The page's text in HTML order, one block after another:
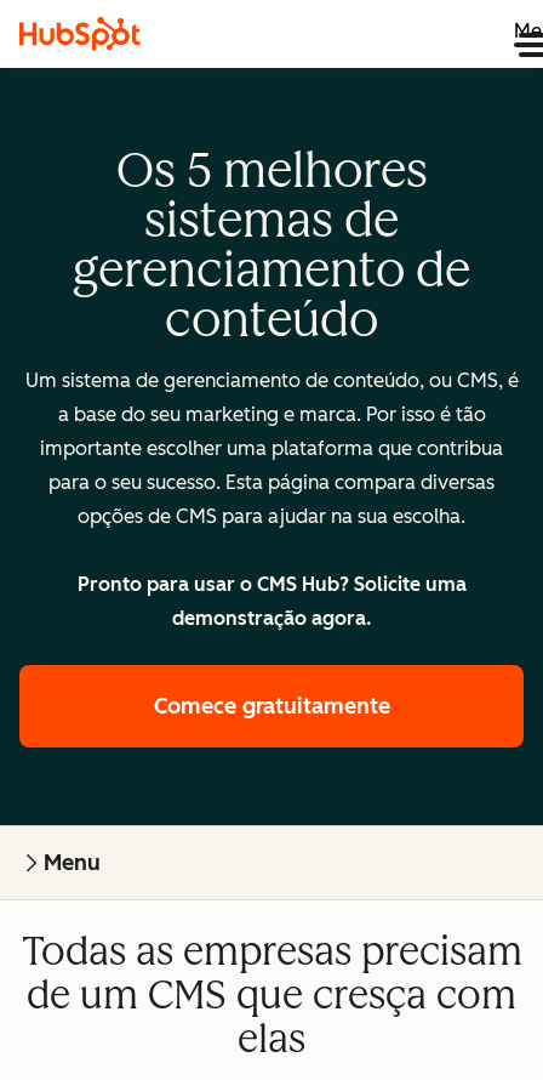
Os 5 melhores
sistemas de
gerenciamento de
conteúdo
Um sistema de gerenciamento de conteúdo, ou CMS, é
a base do seu marketing e marca. Por isso é tão
importante escolher uma plataforma que contribua
para o seu sucesso. Esta página compara diversas
opções de CMS para ajudar na sua escolha.
Pronto para usar o CMS Hub? Solicite uma
demonstração agora.
Comece gratuitamente
Menu
Todas as empresas precisam
de um CMS que cresça com
elas